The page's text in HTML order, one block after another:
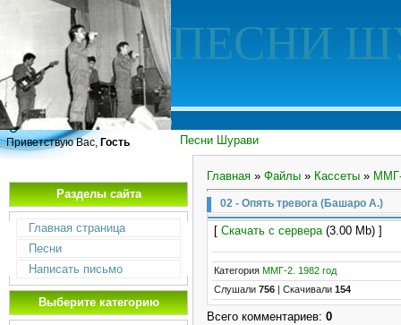
ПЕСНИ
Песни Шурави
Приветствую Вас, Гость
Разделы сайта
Главная страница
Песни
Написать письмо
Выберите категорию
Главная » Файлы » Кассеты »
02 - Опять тревога (Башаро А.)
[ Скачать с сервера(3.00 Mb) ]
Категория ММГ-2. 1982 год
Слушали 756 Скачивали 154
Всего комментариев: 0